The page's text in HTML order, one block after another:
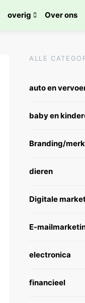
overig Over ons
ALLE
auto en
baby en
Branding/
dieren
Digitale
E-
electronica
financieel